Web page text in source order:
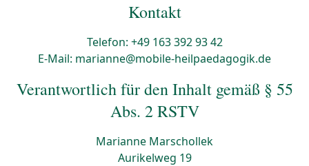
Kontakt
Telefon: +49 163 392 93 42
E-Mail: marianne@mobile-heilpaedagogik.de
Verantwortlich für den Inhalt gemäß § 55
Abs. 2 RSTV
Marianne Marschollek
Aurikelweg 19